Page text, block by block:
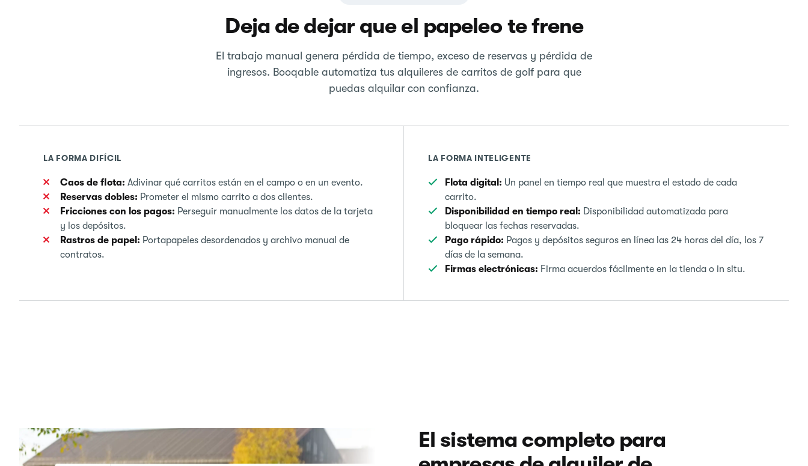
Deja de dejar que el papeleo te frene
El trabajo manual genera pérdida de tiempo, exceso de reservas y pérdida de
ingresos. Booqable automatiza tus alquileres de carritos de golf para que
puedas alquilar con confianza.
LA FORMA DIFÍCIL
Caos de flota: Adivinar qué carritos están en el campo o en un evento.
Reservas dobles: Prometer el mismo carrito a dos clientes.
Fricciones con los pagos: Perseguir manualmente los datos de la tarjeta
y los depósitos.
Rastros de papel: Portapapeles desordenados y archivo manual de
contratos.
LA FORMA INTELIGENTE
Flota digital: Un panel en tiempo real que muestra el estado de cada
carrito.
Disponibilidad en tiempo real: Disponibilidad automatizada para
bloquear las fechas reservadas.
Pago rápido: Pagos y depósitos seguros en línea las 24 horas del día, los 7
días de la semana.
Firmas electrónicas: Firma acuerdos fácilmente en la tienda o in situ.
El sistema completo para